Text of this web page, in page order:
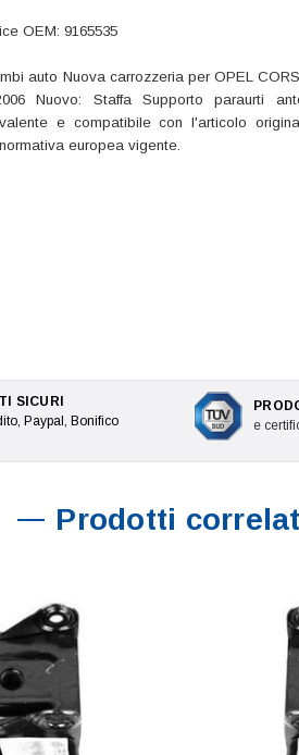
OEM: 9165535
auto Nuova carrozzeria per OPEL
Nuovo: Staffa Supporto paraurti
e compatibile con l'articolo
europea vigente.
SICURI
Paypal, Bonifico
e
Prodotti